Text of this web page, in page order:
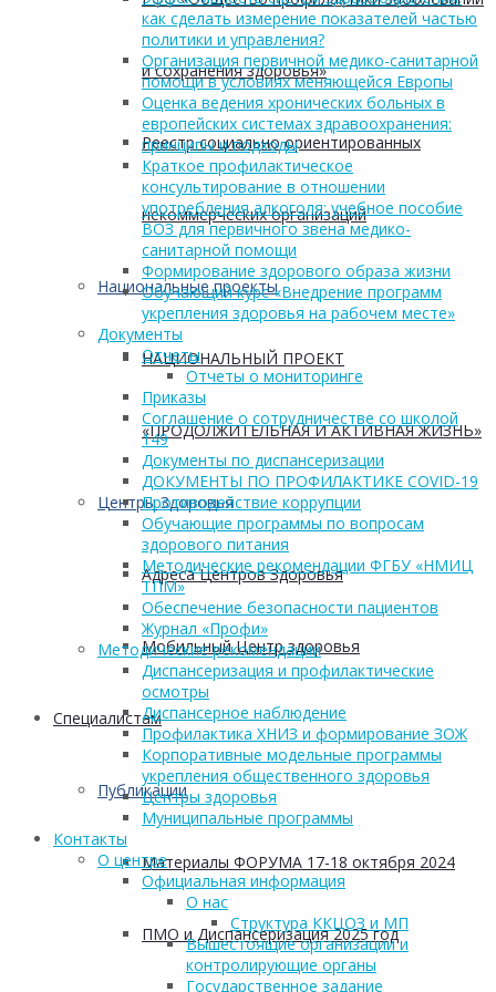
и сохранения здоровья»
Реестр социально ориентированных
некоммерческих организаций
Национальные проекты
НАЦИОНАЛЬНЫЙ ПРОЕКТ
«ПРОДОЛЖИТЕЛЬНАЯ И АКТИВНАЯ ЖИЗНЬ»
Центры Здоровья
Адреса Центров Здоровья
Мобильный Центр здоровья
Cпециалистам
Публикации
Материалы ФОРУМА 17-18 октября 2024
ПМО и Диспансеризация 2025 год
как сделать измерение показателей частью
политики и управления?
Организация первичной медико-санитарной
помощи в условиях меняющейся Европы
Оценка ведения хронических больных в
европейских системах здравоохранения:
принципы и подходы
Краткое профилактическое
консультирование в отношении
употребления алкоголя: учебное пособие
ВОЗ для первичного звена медико-
санитарной помощи
Формирование здорового образа жизни
Обучающий курс «Внедрение программ
укрепления здоровья на рабочем месте»
Документы
Отчеты
Отчеты о мониторинге
Приказы
Соглашение о сотрудничестве со школой
149
Документы по диспансеризации
ДОКУМЕНТЫ ПО ПРОФИЛАКТИКЕ COVID-19
Противодействие коррупции
Обучающие программы по вопросам
здорового питания
Методические рекомендации ФГБУ «НМИЦ
ТПМ»
Обеспечение безопасности пациентов
Журнал «Профи»
Методические рекомендации
Диспансеризация и профилактические
осмотры
Диспансерное наблюдение
Профилактика ХНИЗ и формирование ЗОЖ
Корпоративные модельные программы
укрепления общественного здоровья
Центры здоровья
Муниципальные программы
Контакты
О центре
Официальная информация
О нас
Структура ККЦОЗ и МП
Вышестоящие организации и
контролирующие органы
Государственное задание